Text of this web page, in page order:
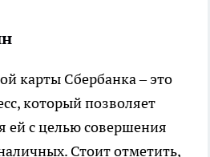
карты Сбербанка – это
который позволяет
ей с целью совершения
Стоит отметить,